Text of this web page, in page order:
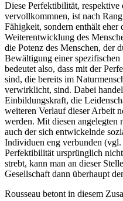
Diese Perfektibilität, respektive
vervollkommnen, ist nach
Fähigkeit, sondern enthält
Weiterentwicklung des
die Potenz des Menschen, der
Bewältigung einer
bedeutet also, dass mit der
sind, die bereits im
verwirklicht, sind. Dabei
Einbildungskraft, die
weiteren Verlauf dieser Arbeit
werden. Mit diesen angelegten
auch der sich entwickelnde
Individuen eng verbunden
Perfektibilität ursprünglich
strebt, kann man an dieser
Gesellschaft dann überhaupt
Rousseau betont in diesem